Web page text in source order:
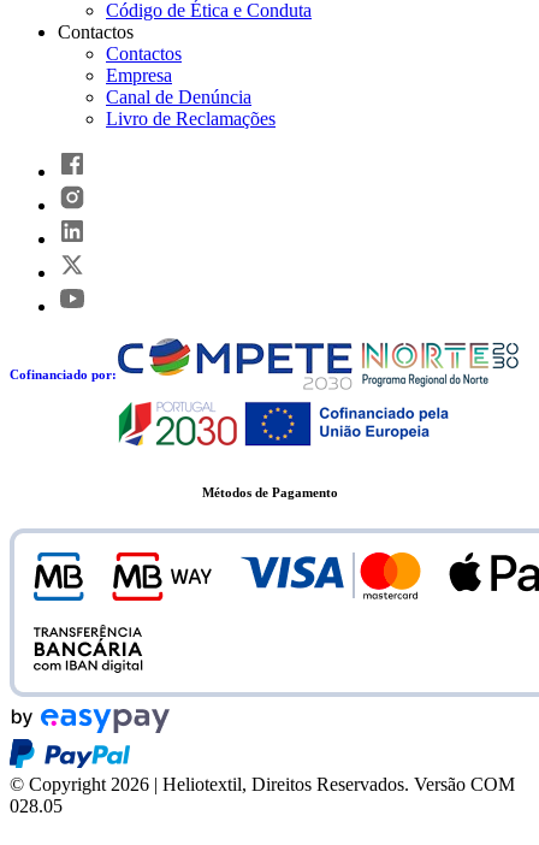
Código de Ética e Conduta
Contactos
Contactos
Empresa
Canal de Denúncia
Livro de Reclamações
Cofinanciado por:
Métodos de Pagamento
© Copyright 2026 | Heliotextil, Direitos Reservados. Versão COM
028.05